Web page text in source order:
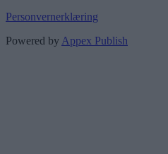
Personvernerklæring
Powered byAppex Publish